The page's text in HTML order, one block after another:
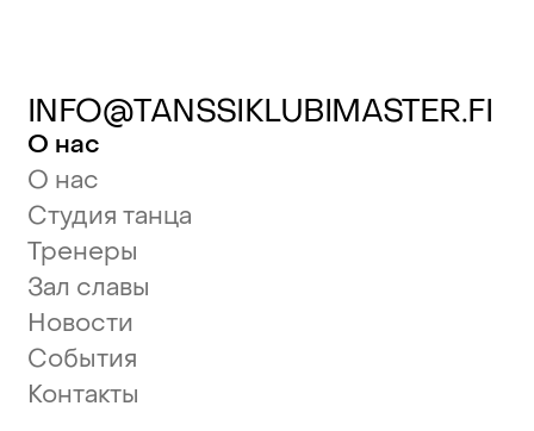
INFO@TANSSIKLUBIMASTER.FI
О нас
О нас
Студия танца
Тренеры
Зал славы
Новости
События
Контакты